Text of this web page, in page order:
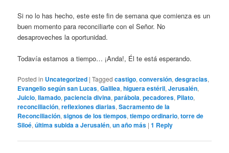
Si no lo has hecho, este este fin de semana que comienza es un
buen momento para reconciliarte con el Señor. No
desaproveches la oportunidad.
Todavía estamos a tiempo… ¡Anda!, Él te está esperando.
Posted in Uncategorized |Tagged castigo,conversión,desgracias,
Evangelio según san Lucas,Galilea,higuera estéril,Jerusalén,
Juicio,llamado,paciencia divina,parábola,pecadores, Pilato,
reconciliación,reflexiones diarias,Sacramento de la
Reconciliación,signos de los tiempos,tiempo ordinario,torre de
Siloé,última subida a Jerusalén,un año más |1 Reply